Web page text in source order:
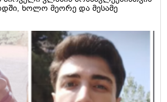
ხოლო მეორე და მესამე